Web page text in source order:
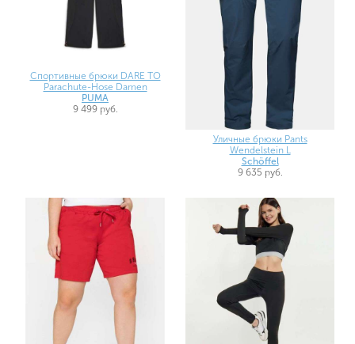
Спортивные брюки DARE TO
Parachute-Hose Damen
PUMA
9 499 руб.
Уличные брюки Pants
Wendelstein L
Schöffel
9 635 руб.